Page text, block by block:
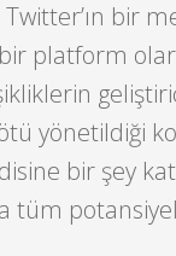
bir
platform
yönetildiği
bir şey
tüm